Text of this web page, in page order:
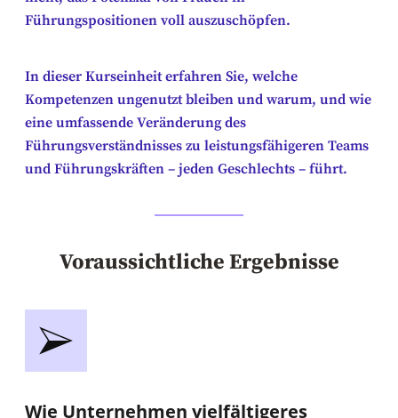
Führungspositionen voll auszuschöpfen.
In dieser Kurseinheit erfahren Sie, welche
Kompetenzen ungenutzt bleiben und warum, und wie
eine umfassende Veränderung des
Führungsverständnisses zu leistungsfähigeren Teams
und Führungskräften – jeden Geschlechts – führt.
Voraussichtliche Ergebnisse
Wie Unternehmen vielfältigeres